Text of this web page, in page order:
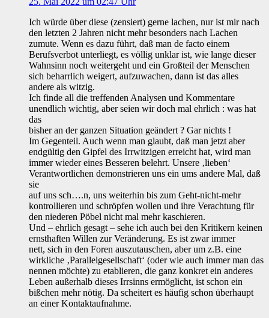
Ich würde über diese (zensiert) gerne lachen, nur ist mir nach
den letzten 2 Jahren nicht mehr besonders nach Lachen
zumute. Wenn es dazu führt, daß man de facto einem
Berufsverbot unterliegt, es völlig unklar ist, wie lange dieser
Wahnsinn noch weitergeht und ein Großteil der Menschen
sich beharrlich weigert, aufzuwachen, dann ist das alles
andere als witzig.
Ich finde all die treffenden Analysen und Kommentare
unendlich wichtig, aber seien wir doch mal ehrlich : was hat
das
bisher an der ganzen Situation geändert ? Gar nichts !
Im Gegenteil. Auch wenn man glaubt, daß man jetzt aber
endgültig den Gipfel des Irrwitzigen erreicht hat, wird man
immer wieder eines Besseren belehrt. Unsere ‚lieben‘
Verantwortlichen demonstrieren uns ein ums andere Mal, daß
sie
auf uns sch….n, uns weiterhin bis zum Geht-nicht-mehr
kontrollieren und schröpfen wollen und ihre Verachtung für
den niederen Pöbel nicht mal mehr kaschieren.
Und – ehrlich gesagt – sehe ich auch bei den Kritikern keinen
ernsthaften Willen zur Veränderung. Es ist zwar immer
nett, sich in den Foren auszutauschen, aber um z.B. eine
wirkliche ‚Parallelgesellschaft‘ (oder wie auch immer man das
nennen möchte) zu etablieren, die ganz konkret ein anderes
Leben außerhalb dieses Irrsinns ermöglicht, ist schon ein
bißchen mehr nötig. Da scheitert es häufig schon überhaupt
an einer Kontaktaufnahme.